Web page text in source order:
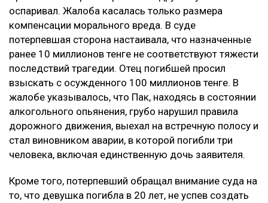
оспаривал. Жалоба касалась только размера
компенсации морального вреда. В суде
потерпевшая сторона настаивала, что назначенные
ранее 10 миллионов тенге не соответствуют тяжести
последствий трагедии. Отец погибшей просил
взыскать с осужденного 100 миллионов тенге. В
жалобе указывалось, что Пак, находясь в состоянии
алкогольного опьянения, грубо нарушил правила
дорожного движения, выехал на встречную полосу и
стал виновником аварии, в которой погибли три
человека, включая единственную дочь заявителя.
Кроме того, потерпевший обращал внимание суда на
то, что девушка погибла в 20 лет, не успев создать